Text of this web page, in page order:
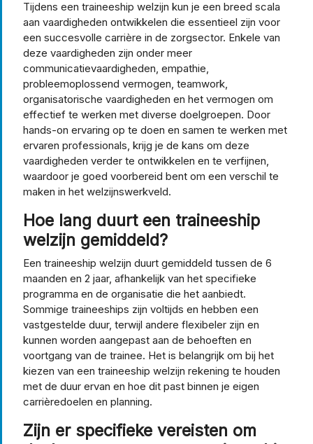
Tijdens een traineeship welzijn kun je een breed scala
aan vaardigheden ontwikkelen die essentieel zijn voor
een succesvolle carrière in de zorgsector. Enkele van
deze vaardigheden zijn onder meer
communicatievaardigheden, empathie,
probleemoplossend vermogen, teamwork,
organisatorische vaardigheden en het vermogen om
effectief te werken met diverse doelgroepen. Door
hands-on ervaring op te doen en samen te werken met
ervaren professionals, krijg je de kans om deze
vaardigheden verder te ontwikkelen en te verfijnen,
waardoor je goed voorbereid bent om een verschil te
maken in het welzijnswerkveld.
Hoe lang duurt een traineeship
welzijn gemiddeld?
Een traineeship welzijn duurt gemiddeld tussen de 6
maanden en 2 jaar, afhankelijk van het specifieke
programma en de organisatie die het aanbiedt.
Sommige traineeships zijn voltijds en hebben een
vastgestelde duur, terwijl andere flexibeler zijn en
kunnen worden aangepast aan de behoeften en
voortgang van de trainee. Het is belangrijk om bij het
kiezen van een traineeship welzijn rekening te houden
met de duur ervan en hoe dit past binnen je eigen
carrièredoelen en planning.
Zijn er specifieke vereisten om